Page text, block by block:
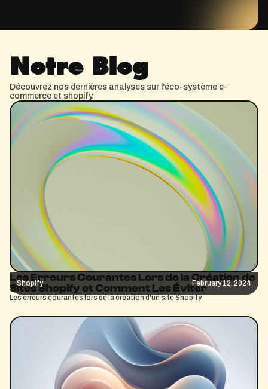
Notre Blog
Découvrez nos dernières analyses sur l'éco-système e-
commerce et shopify.
Shopify February 12, 2024
Les Erreurs Courantes Lors de la Création de
Sites Shopify et Comment Les Éviter
Les erreurs courantes lors de la création d'un site Shopify